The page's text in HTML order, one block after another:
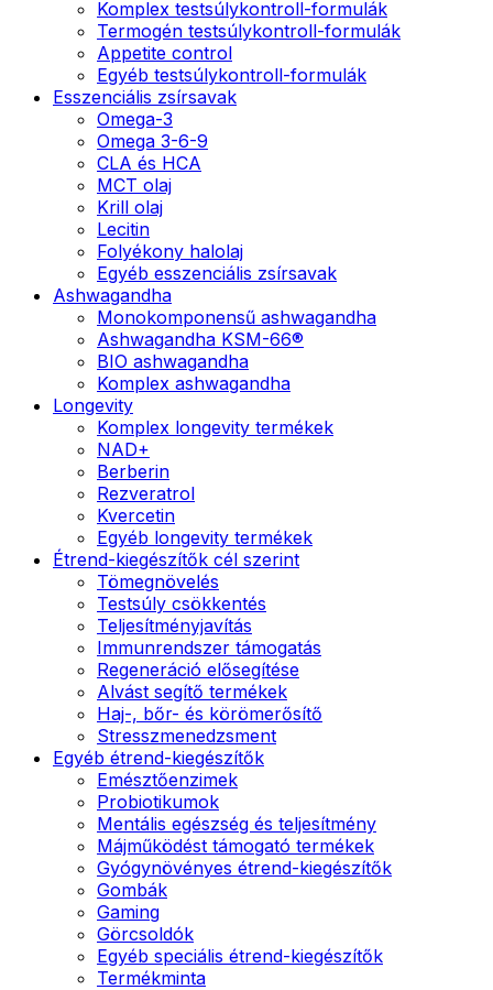
Komplex testsúlykontroll-formulák
Termogén testsúlykontroll-formulák
Appetite control
Egyéb testsúlykontroll-formulák
Esszenciális zsírsavak
Omega-3
Omega 3-6-9
CLA és HCA
MCT olaj
Krill olaj
Lecitin
Folyékony halolaj
Egyéb esszenciális zsírsavak
Ashwagandha
Monokomponensű ashwagandha
Ashwagandha KSM-66®
BIO ashwagandha
Komplex ashwagandha
Longevity
Komplex longevity termékek
NAD+
Berberin
Rezveratrol
Kvercetin
Egyéb longevity termékek
Étrend-kiegészítők cél szerint
Tömegnövelés
Testsúly csökkentés
Teljesítményjavítás
Immunrendszer támogatás
Regeneráció elősegítése
Alvást segítő termékek
Haj-, bőr- és körömerősítő
Stresszmenedzsment
Egyéb étrend-kiegészítők
Emésztőenzimek
Probiotikumok
Mentális egészség és teljesítmény
Májműködést támogató termékek
Gyógynövényes étrend-kiegészítők
Gombák
Gaming
Görcsoldók
Egyéb speciális étrend-kiegészítők
Termékminta